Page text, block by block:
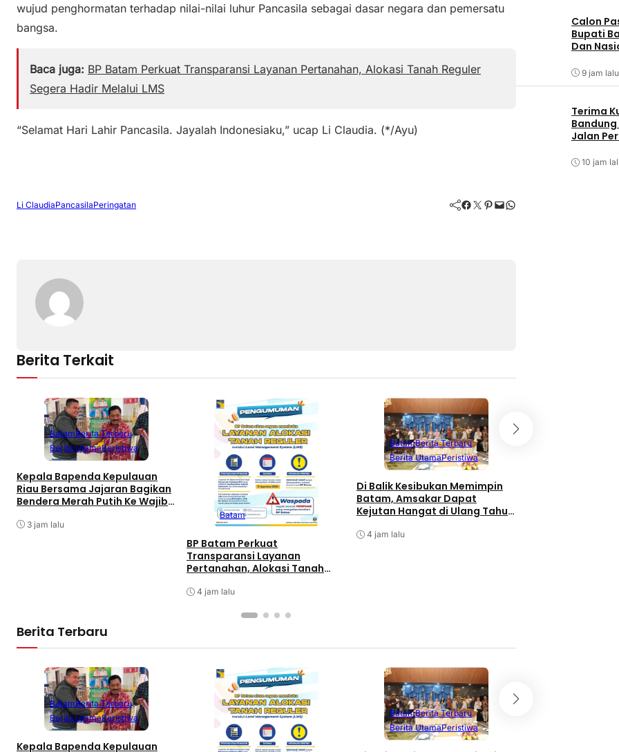
wujud penghormatan terhadap nilai-nilai luhur Pancasila sebagai dasar negara dan pemersatu
bangsa.
Baca juga: BP Batam Perkuat Transparansi Layanan Pertanahan, Alokasi Tanah Reguler
Segera Hadir Melalui LMS
“Selamat Hari Lahir Pancasila. Jayalah Indonesiaku,” ucap Li Claudia. (*/Ayu)
Li ClaudiaPancasilaPeringatan Facebook Twitter Pinterest Mail WhatsApp
Berita Terkait
BatamBerita Terbaru
Berita UtamaPeristiwa
Kepala Bapenda Kepulauan
Riau Bersama Jajaran Bagikan
Bendera Merah Putih Ke Wajib
Kantor Samsat
3 jam lalu
Batam
BP Batam Perkuat
Transparansi Layanan
Pertanahan, Alokasi Tanah
LMS4 jam lalu
BatamBerita Terbaru
Berita UtamaPeristiwa
Di Balik Kesibukan Memimpin
Batam, Amsakar Dapat
Kejutan Hangat di Ulang Tahun
4 jam lalu
Berita Terbaru
BatamBerita Terbaru
Berita UtamaPeristiwa
Kepala Bapenda Kepulauan
BatamBerita Terbaru
Berita UtamaPeristiwa
Calon
Bupati
Dan
9 jam lalu
Terima
Jalan
10 jam